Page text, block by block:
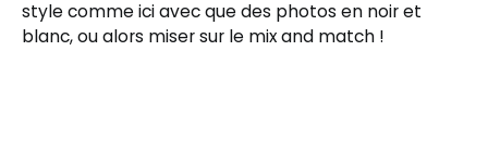
style comme ici avec que des photos en noir et
blanc, ou alors miser sur le mix and match !